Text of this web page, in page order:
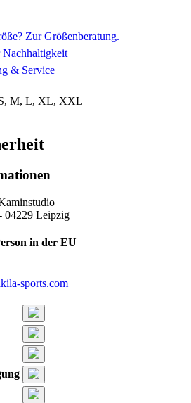
Zur Größenberatung.
Nachhaltigkeit
& Service
M, L, XL, XXL
04229 Leipzig
in der EU
sports.com